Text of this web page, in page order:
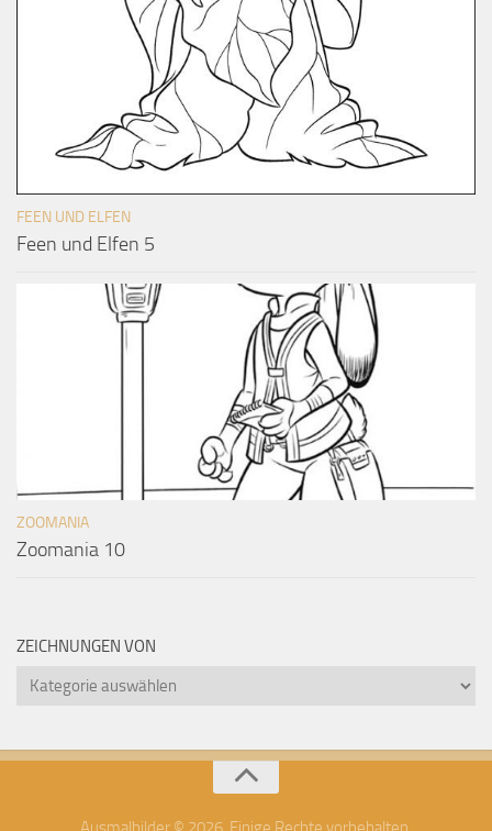
FEEN UND ELFEN
Feen und Elfen 5
ZOOMANIA
Zoomania 10
ZEICHNUNGEN VON
Zeichnungen